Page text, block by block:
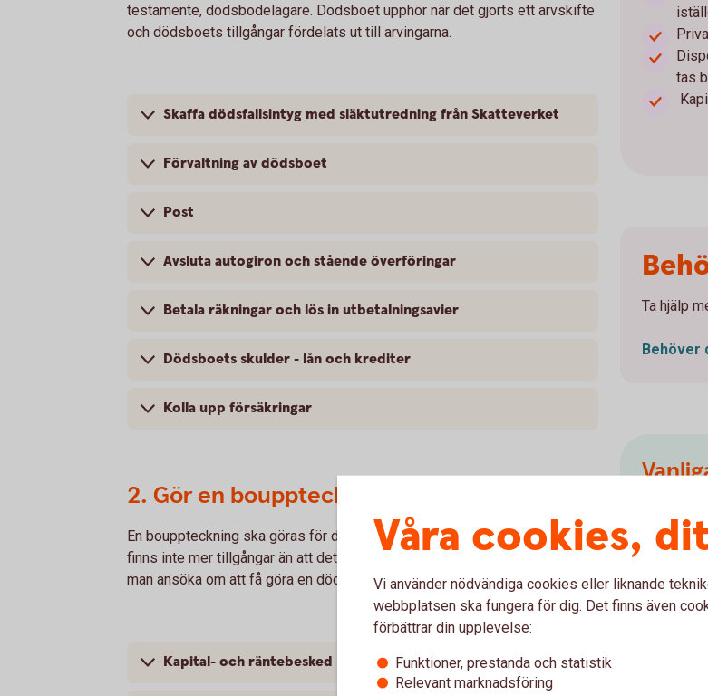
testamente, dödsbodelägare. Dödsboet upphör när det gjorts ett arvskifte
och dödsboets tillgångar fördelats ut till arvingarna.
Skaffa dödsfallsintyg med släktutredning från Skatteverket
Förvaltning av dödsboet
Post
Avsluta autogiron och stående överföringar
Betala räkningar och lös in utbetalningsavier
Dödsboets skulder - lån och krediter
Kolla upp försäkringar
2. Gör en bouppteckning, deklarera dödsbo
En bouppteckning ska göras för dödsboet om det finns tillgångar i boet,
finns inte mer tillgångar än att det räcker till begravningskostnader kan
man ansöka om att få göra en dödsboanmälan hos socialnämnden.
Kapital- och räntebesked
tas
Ta hjälp
Behöver
Våra cookies,
Vi använder nödvändiga cookies eller liknande
webbplatsen ska fungera för dig. Det finns även
förbättrar din upplevelse:
Funktioner, prestanda och statistik
Relevant marknadsföring